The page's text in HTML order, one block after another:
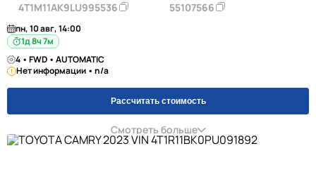
4T1M11AK9LU995536 55107566
пн, 10 авг, 14:00
1д 8ч 7м
4 • FWD • AUTOMATIC
Нет информации • n/a
Рассчитать стоимость
Смотреть больше